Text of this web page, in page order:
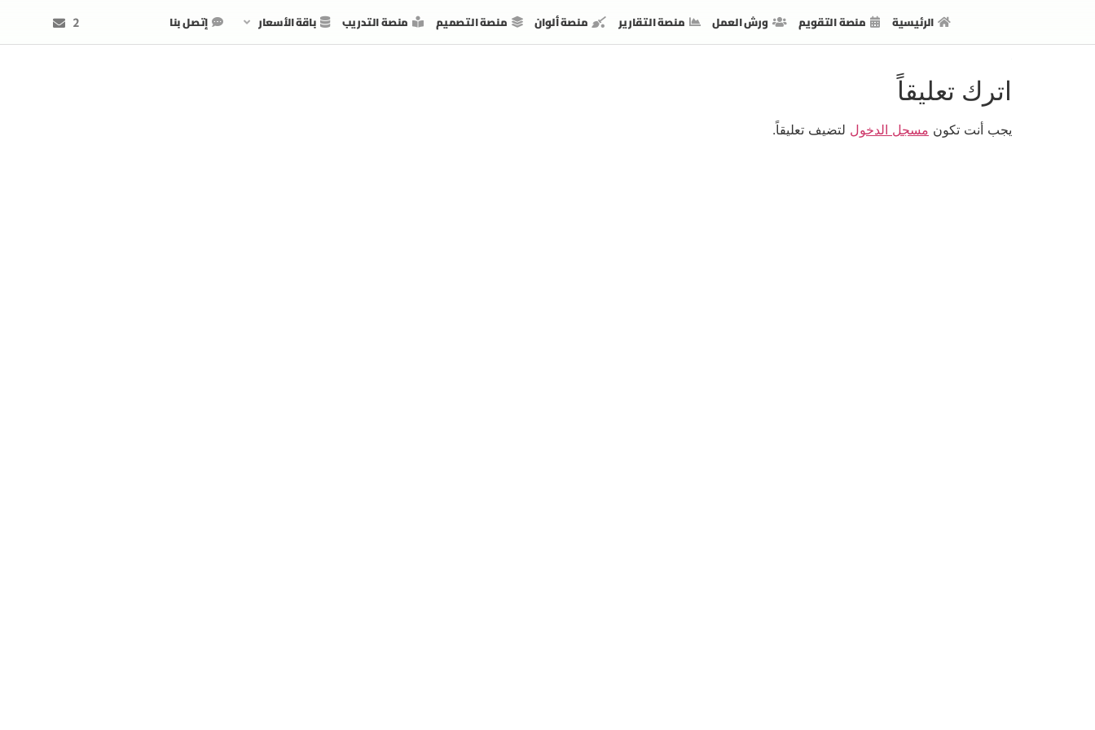
الرئيسية منصة التقويم ورش العمل منصة التقارير منصة ألوان منصة التصميم منصة التدريب باقة الأسعار إتصل بنا 2
اترك تعليقاً
يجب أنت تكون مسجل الدخول لتضيف تعليقاً.